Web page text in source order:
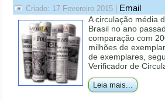
Criado: 17 Fevereiro 2015 Email
A circulação média
Brasil no ano
comparação com
milhões de
de exemplares,
Verificador de
Leia mais...